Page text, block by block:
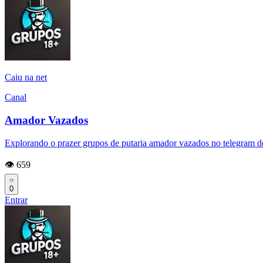
Caiu na net
Canal
Amador Vazados
Explorando o prazer grupos de putaria amador vazados no telegram
👁️ 659
0
Entrar